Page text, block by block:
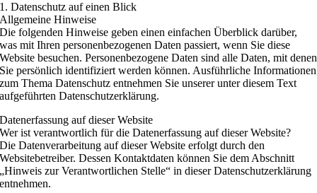
1. Datenschutz auf einen Blick
Allgemeine Hinweise
Die folgenden Hinweise geben einen einfachen Überblick darüber,
was mit Ihren personenbezogenen Daten passiert, wenn Sie diese
Website besuchen. Personenbezogene Daten sind alle Daten, mit denen
Sie persönlich identifiziert werden können. Ausführliche Informationen
zum Thema Datenschutz entnehmen Sie unserer unter diesem Text
aufgeführten Datenschutzerklärung.
Datenerfassung auf dieser Website
Wer ist verantwortlich für die Datenerfassung auf dieser Website?
Die Datenverarbeitung auf dieser Website erfolgt durch den
Websitebetreiber. Dessen Kontaktdaten können Sie dem Abschnitt
„Hinweis zur Verantwortlichen Stelle“ in dieser Datenschutzerklärung
entnehmen.